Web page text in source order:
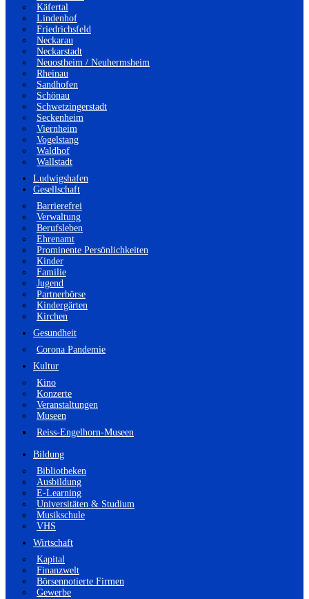
Käfertal
Lindenhof
Friedrichsfeld
Neckarau
Neckarstadt
Neuostheim / Neuhermsheim
Rheinau
Sandhofen
Schönau
Schwetzingerstadt
Seckenheim
Viernheim
Vogelstang
Waldhof
Wallstadt
Ludwigshafen
Gesellschaft
Barrierefrei
Verwaltung
Berufsleben
Ehrenamt
Prominente Persönlichkeiten
Kinder
Familie
Jugend
Partnerbörse
Kindergärten
Kirchen
Gesundheit
Corona Pandemie
Kultur
Kino
Konzerte
Veranstaltungen
Museen
Reiss-Engelhorn-Museen
Bildung
Bibliotheken
Ausbildung
E-Learning
Universitäten & Studium
Musikschule
VHS
Wirtschaft
Kapital
Finanzwelt
Börsennotierte Firmen
Gewerbe